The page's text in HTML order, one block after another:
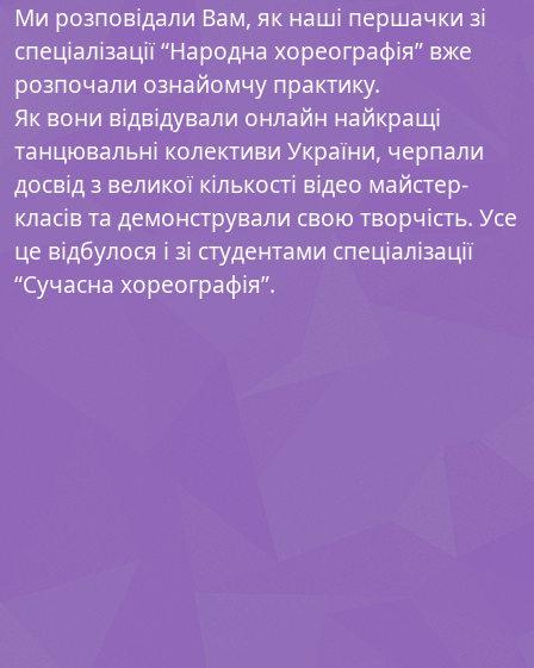
Ми розповідали Вам, як наші першачки зі
спеціалізації “Народна хореографія” вже
розпочали ознайомчу практику.
Як вони відвідували онлайн найкращі
танцювальні колективи України, черпали
досвід з великої кількості відео майстер-
класів та демонстрували свою творчість. Усе
це відбулося і зі студентами спеціалізації
“Сучасна хореографія”.